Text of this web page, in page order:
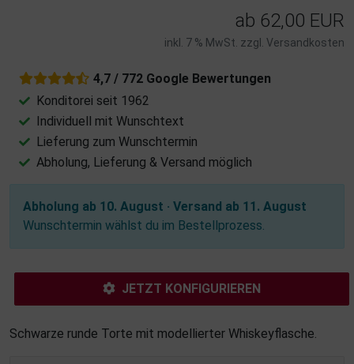
ab 62,00 EUR
inkl. 7 % MwSt. zzgl. Versandkosten
4,7 / 772 Google Bewertungen
Konditorei seit 1962
Individuell mit Wunschtext
Lieferung zum Wunschtermin
Abholung, Lieferung & Versand möglich
Abholung ab 10. August · Versand ab 11. August
Wunschtermin wählst du im Bestellprozess.
JETZT KONFIGURIEREN
Schwarze runde Torte mit modellierter Whiskeyflasche.